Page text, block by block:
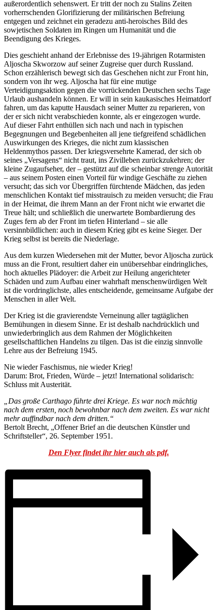
außerordentlich sehenswert. Er tritt der noch zu Stalins Zeiten
vorherrschenden Glorifizierung der militärischen Befreiung
entgegen und zeichnet ein geradezu anti-heroisches Bild des
sowjetischen Soldaten im Ringen um Humanität und die
Beendigung des Krieges.
Dies geschieht anhand der Erlebnisse des 19-jährigen Rotarmisten
Aljoscha Skworzow auf seiner Zugreise quer durch Russland.
Schon erzählerisch bewegt sich das Geschehen nicht zur Front hin,
sondern von ihr weg. Aljoscha hat für eine mutige
Verteidigungsaktion gegen die vorrückenden Deutschen sechs Tage
Urlaub aushandeln können. Er will in sein kaukasisches Heimatdorf
fahren, um das kaputte Hausdach seiner Mutter zu reparieren, von
der er sich nicht verabschieden konnte, als er eingezogen wurde.
Auf dieser Fahrt enthüllen sich nach und nach in typischen
Begegnungen und Begebenheiten all jene tiefgreifend schädlichen
Auswirkungen des Krieges, die nicht zum klassischen
Heldenmythos passen. Der kriegsversehrte Kamerad, der sich ob
seines „Versagens“ nicht traut, ins Zivilleben zurückzukehren; der
kleine Zugaufseher, der – gestützt auf die scheinbar strenge Autorität
– aus seinem Posten einen Vorteil für windige Geschäfte zu ziehen
versucht; das sich vor Übergriffen fürchtende Mädchen, das jeden
menschlichen Kontakt tief misstrauisch zu meiden versucht; die Frau
in der Heimat, die ihrem Mann an der Front nicht wie erwartet die
Treue hält; und schließlich die unerwartete Bombardierung des
Zuges fern ab der Front im tiefen Hinterland – sie alle
versinnbildlichen: auch in diesem Krieg gibt es keine Sieger. Der
Krieg selbst ist bereits die Niederlage.
Aus dem kurzen Wiedersehen mit der Mutter, bevor Aljoscha zurück
muss an die Front, resultiert daher ein unübersehbar eindringliches,
hoch aktuelles Plädoyer: die Arbeit zur Heilung angerichteter
Schäden und zum Aufbau einer wahrhaft menschenwürdigen Welt
ist die vordringlichste, alles entscheidende, gemeinsame Aufgabe der
Menschen in aller Welt.
Der Krieg ist die gravierendste Verneinung aller tagtäglichen
Bemühungen in diesem Sinne. Er ist deshalb nachdrücklich und
unwiederbringlich aus dem Rahmen der Möglichkeiten
gesellschaftlichen Handelns zu tilgen. Das ist die einzig sinnvolle
Lehre aus der Befreiung 1945.
Nie wieder Faschismus, nie wieder Krieg!
Darum: Brot, Frieden, Würde – jetzt! International solidarisch:
Schluss mit Austerität.
„Das große Carthago führte drei Kriege. Es war noch mächtig
nach dem ersten, noch bewohnbar nach dem zweiten. Es war nicht
mehr auffindbar nach dem dritten.“
Bertolt Brecht, „Offener Brief an die deutschen Künstler und
Schriftsteller“, 26. September 1951.
Den Flyer findet ihr hier auch als pdf.